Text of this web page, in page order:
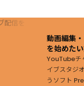
動画編集
を始めた
YouTubeチ
イブスタジ
うソフト